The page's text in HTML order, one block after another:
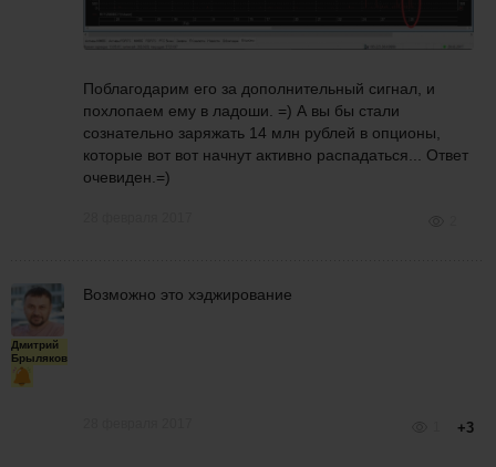
Поблагодарим его за дополнительный сигнал, и
похлопаем ему в ладоши. =) А вы бы стали
сознательно заряжать 14 млн рублей в опционы,
которые вот вот начнут активно распадаться... Ответ
очевиден.=)
Дмитрий
Брыляков
Возможно это хэджирование
+3